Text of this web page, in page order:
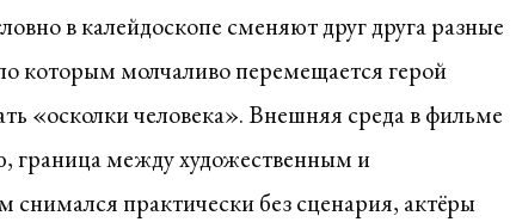
в калейдоскопе сменяют друг друга разные
которым молчаливо перемещается герой
«осколки человека». Внешняя среда в фильме
граница между художественным и
практически без сценария, актёры